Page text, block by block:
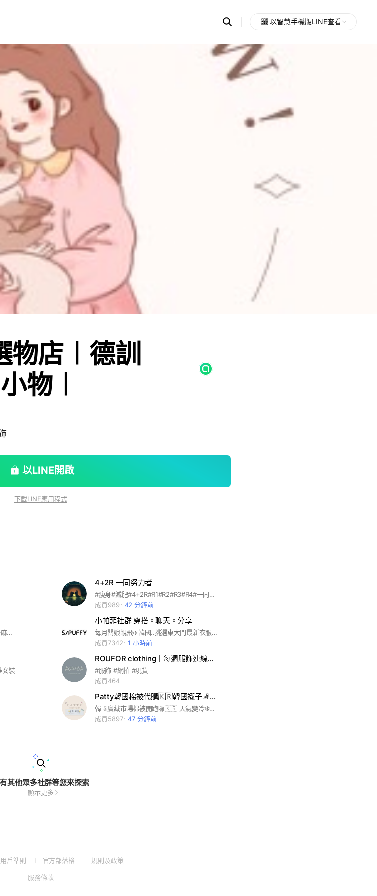
Search
OpenChats
messages
search
area
以智慧手機版LINE查看
店︱德訓
物︱
以LINE開啟
下載LINE應用程式
4+2R 一同努力者
#瘦身#減肥#4+2R#R1#R2#R3#R4#一同努力減肥#努力上進#新手小白#互相分享#互相討論
成員989
42 分鐘前
這邊有新品搶先看⋯⋯✨ 請揪你們的好麻吉一起加入😍 #一件免運 #7-11賣貨便貨到付款
小帕菲社群 穿搭。聊天。分享
每月闆娘親飛✈️韓國..挑選東大門最新衣服及最新流行品牌彩妝❤️ #歡迎加入小帕菲連線社團👉🏻 https://reurl.cc/DX0MjQ
成員7342
1 小時前
女裝
ROUFOR clothing｜每週服飾連線現貨/預購
#服飾 #網拍 #現貨
成員464
Patty韓國棉被代購🇰🇷韓國襪子🧦韓國衣服🇯🇵日本娃娃吊飾
韓國廣藏市場棉被開跑囉🇰🇷 天氣變冷❄️大家一定要跟上💖 韓國棉被又輕又保暖，質感也超好👍 天絲被、莫代爾棉、極細纖維 「四季被、厚被」都有喔🌟
成員5897
47 分鐘前
其他眾多社群等您來探索
顯示更多
用戶準則
(Open
a
官方部落格
(Open規則及政策(Open
服務條款(Open